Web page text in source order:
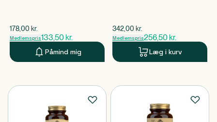
$gammel pris
178,00 kr.
Medlemspris133,50 kr.
Påmind mig
$gammel pris
342,00 kr.
Medlemspris256,50 kr.
Læg i kurv